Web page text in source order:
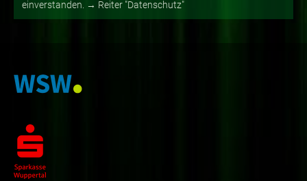
einverstanden. → Reiter "Datenschutz"